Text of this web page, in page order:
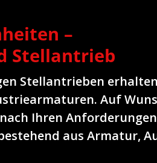
–
Stellantrieb
Stellantrieben erhalten
Auf
Ihren
aus Armatur,